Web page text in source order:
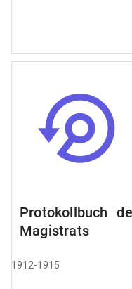
Protokollbuch
Magistrats
1912-1915